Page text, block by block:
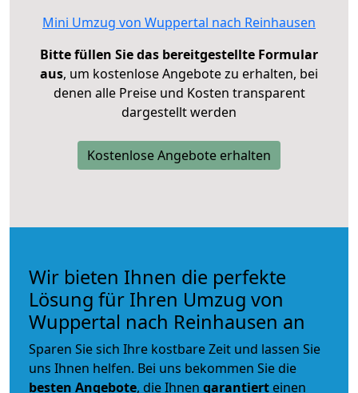
Mini Umzug von Wuppertal nach Reinhausen
Bitte füllen Sie das bereitgestellte Formular
aus, um kostenlose Angebote zu erhalten, bei
denen alle Preise und Kosten transparent
dargestellt werden
Kostenlose Angebote erhalten
Wir bieten Ihnen die perfekte
Lösung für Ihren Umzug von
Wuppertal nach Reinhausen an
Sparen Sie sich Ihre kostbare Zeit und lassen Sie
uns Ihnen helfen. Bei uns bekommen Sie die
besten Angebote, die Ihnen garantiert einen